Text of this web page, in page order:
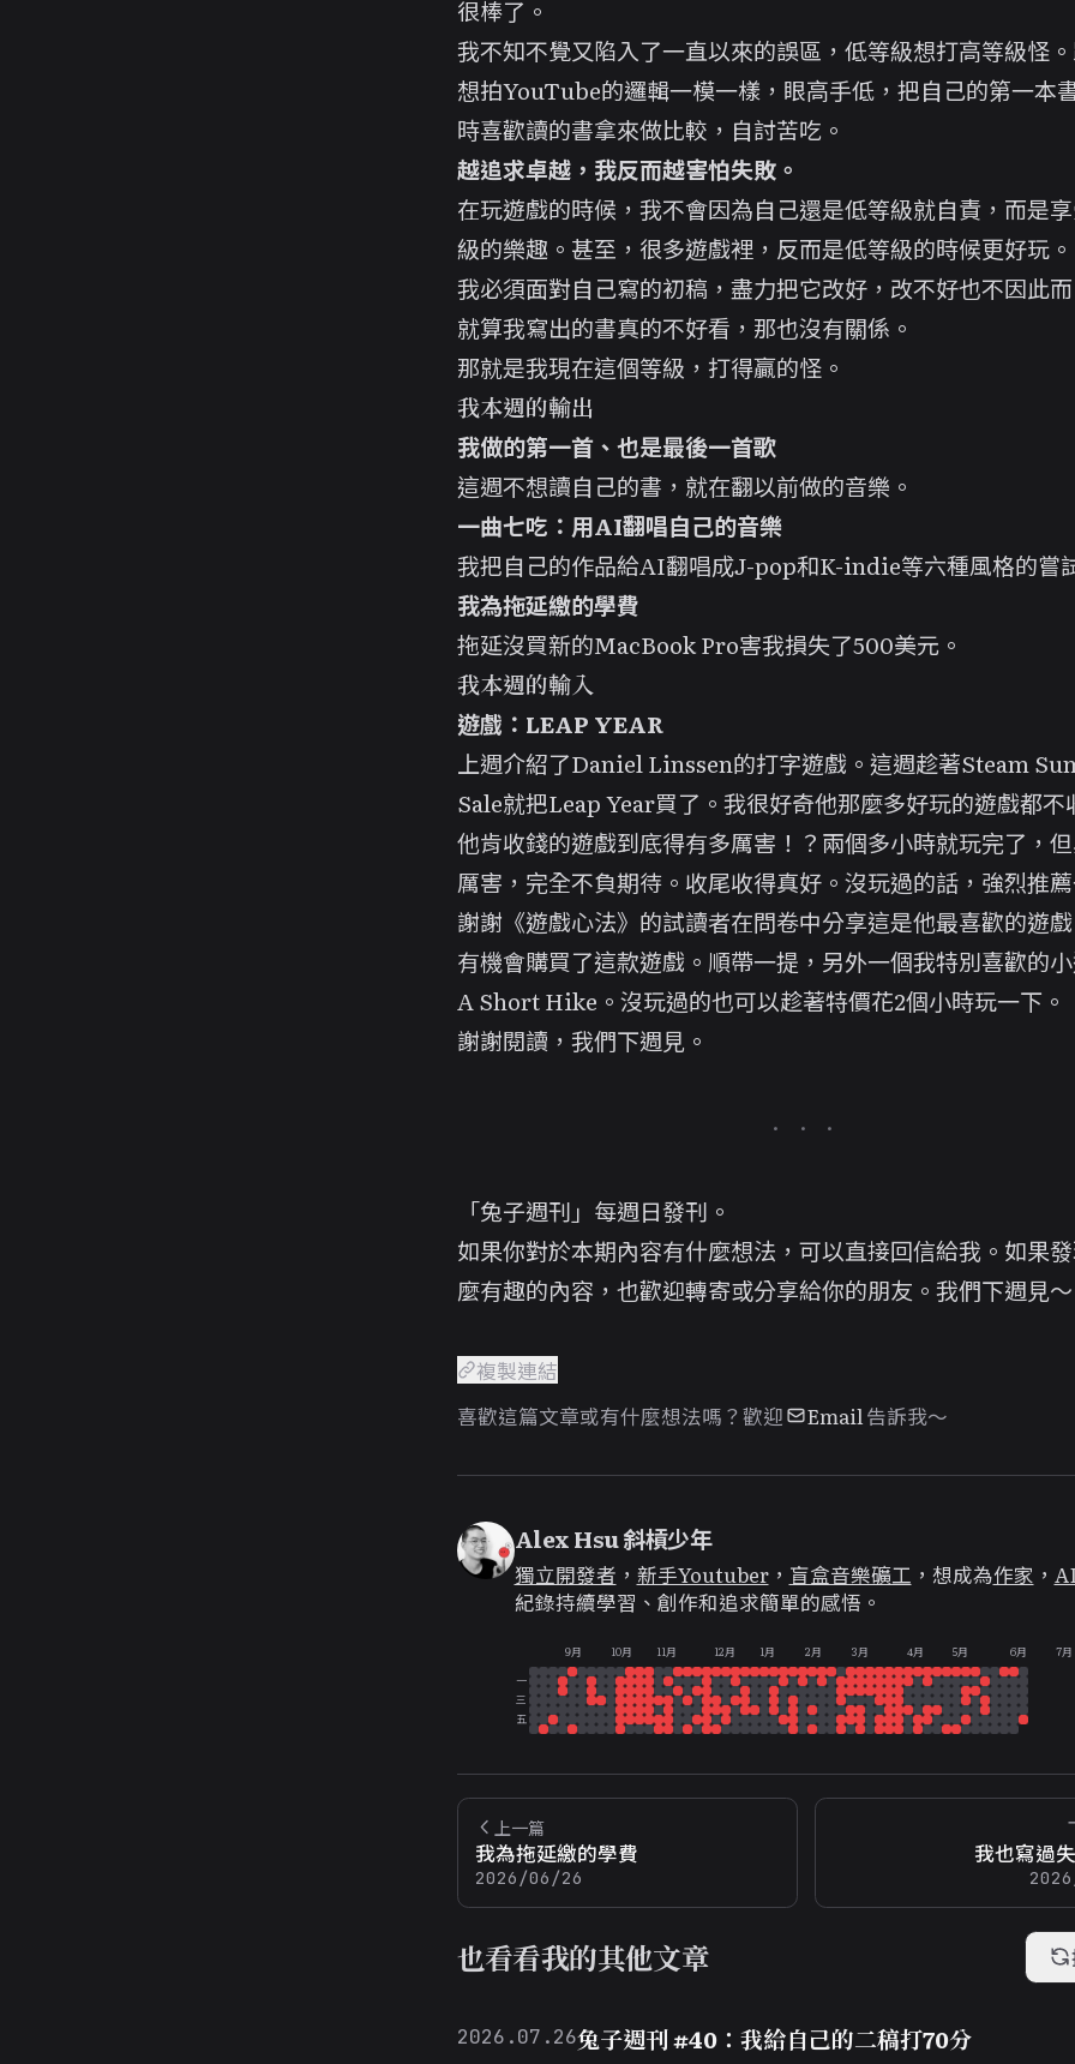
很棒了。
我不知不覺又陷入了一直以來的誤區，低等級想打高等級怪
想拍YouTube的邏輯一模一樣，眼高手低，把自己的第一本
時喜歡讀的書拿來做比較，自討苦吃。
越追求卓越，我反而越害怕失敗。
在玩遊戲的時候，我不會因為自己還是低等級就自責，而是
級的樂趣。甚至，很多遊戲裡，反而是低等級的時候更好玩。
我必須面對自己寫的初稿，盡力把它改好，改不好也不因此
就算我寫出的書真的不好看，那也沒有關係。
那就是我現在這個等級，打得贏的怪。
我本週的輸出
我做的第一首、也是最後一首歌
這週不想讀自己的書，就在翻以前做的音樂。
一曲七吃：用AI翻唱自己的音樂
我把自己的作品給AI翻唱成J-pop和K-indie等六種風格的嘗
我為拖延繳的學費
拖延沒買新的MacBook Pro害我損失了500美元。
我本週的輸入
遊戲：LEAP YEAR
上週介紹了Daniel Linssen的打字遊戲 。這週趁著Steam
Sale就把Leap Year買了。我很好奇他那麼多好玩的遊戲都不
他肯收錢的遊戲到底得有多厲害！？兩個多小時就玩完了，
厲害，完全不負期待。收尾收得真好。沒玩過的話，強烈推
謝謝《遊戲心法》的試讀者在問卷中分享這是他最喜歡的遊
有機會購買了這款遊戲。順帶一提，另外一個我特別喜歡的
A Short Hike 。沒玩過的也可以趁著特價花2個小時玩一下。
謝謝閱讀，我們下週見。
「兔子週刊」每週日發刊。
如果你對於本期內容有什麼想法，可以直接回信給我。如果
麼有趣的內容，也歡迎轉寄或分享給你的朋友。我們下週見～
複製連結
喜歡這篇文章或有什麼想法嗎？歡迎
Email 告訴我～
Alex Hsu 斜槓少年
獨立開發者 ， 新手Youtuber， 盲盒音樂礦工 ，想成為作家 ，
紀錄持續學習、創作和追求簡單的感悟。
9月 10月 11月 12月 1月 2月 3月 4月 5月 6月
7月
一
三
五
上一篇
我為拖延繳的學費
2026/06/26
我也寫過
也看看我的其他文章
2026.07.26兔子週刊 #40：我給自己的二稿打70分